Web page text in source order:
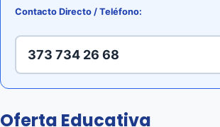
Contacto Directo / Teléfono:
373 734 26 68
Oferta Educativa